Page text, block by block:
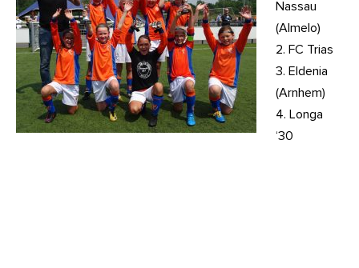
Nassau
(Almelo)
2. FC Trias
3. Eldenia
(Arnhem)
4. Longa
‘30